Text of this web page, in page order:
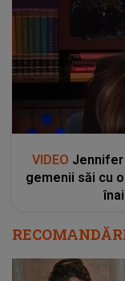
VIDEO Jennifer
gemenii săi cu